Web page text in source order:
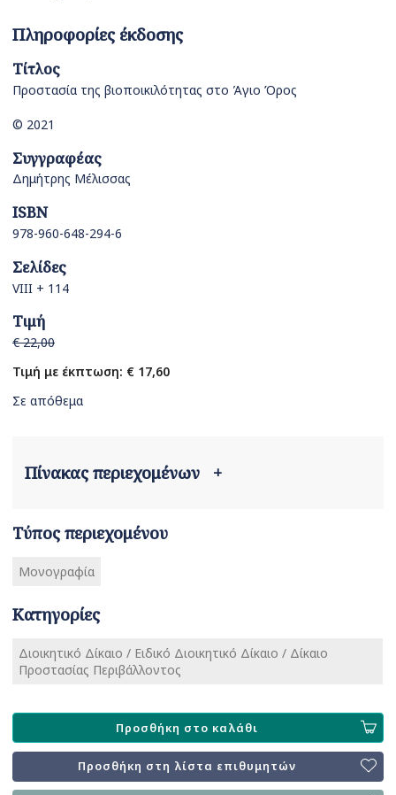
Πληροφορίες έκδοσης
Τίτλος
Προστασία της βιοποικιλότητας στο Άγιο Όρος
© 2021
Συγγραφέας
Δημήτρης Μέλισσας
ISBN
978-960-648-294-6
Σελίδες
VIII + 114
Τιμή
€ 22,00
Τιμή με έκπτωση: € 17,60
Σε απόθεμα
Πίνακας περιεχομένων +
Τύπος περιεχομένου
Μονογραφία
Κατηγορίες
Διοικητικό Δίκαιο / Ειδικό Διοικητικό Δίκαιο / Δίκαιο
Προστασίας Περιβάλλοντος
Προσθήκη στο καλάθι
Προσθήκη στη λίστα επιθυμητών